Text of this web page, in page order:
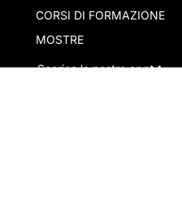
CORSI DI FORMAZIONE
MOSTRE
Scarica la nostra app